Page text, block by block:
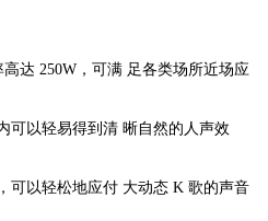
达 250W，可满 足各类场所近场应
可以轻易得到清 晰自然的人声效
可以轻松地应付 大动态 K 歌的声音